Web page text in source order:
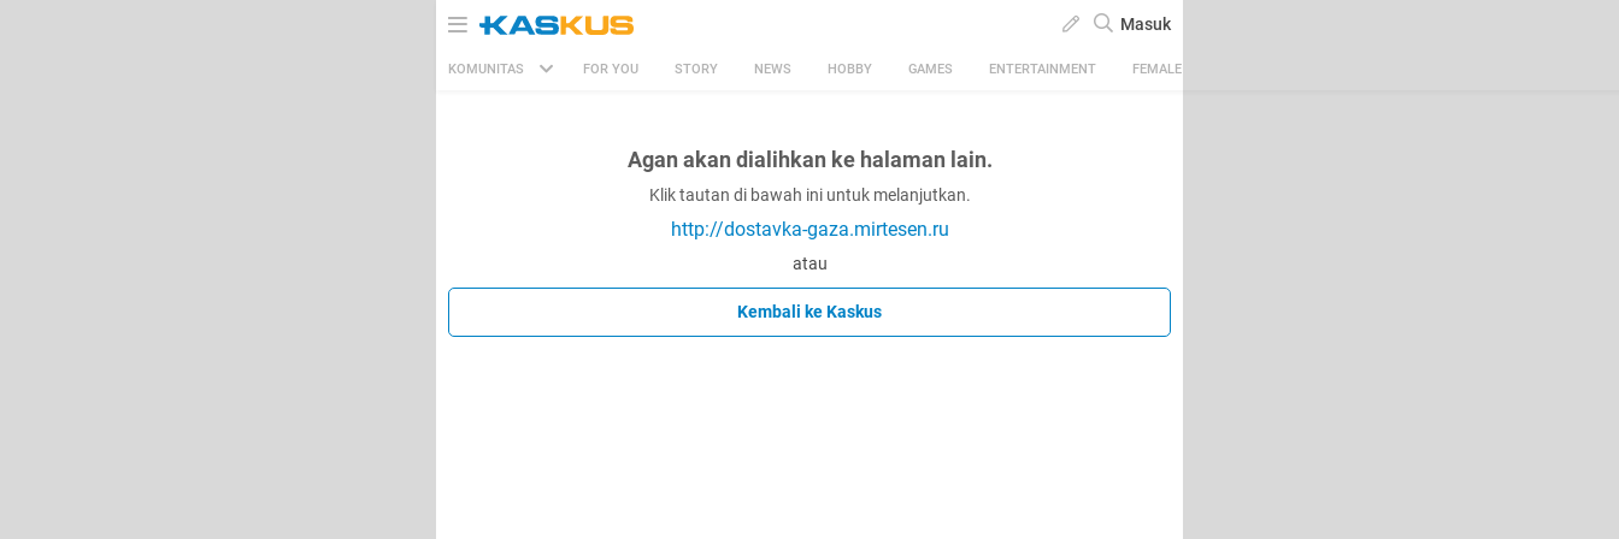
Masuk
KOMUNITAS FOR YOU STORY NEWS HOBBY GAMES ENTERTAINMENT FEMALE
Agan akan dialihkan ke halaman lain.
Klik tautan di bawah ini untuk melanjutkan.
http://dostavka-gaza.mirtesen.ru
atau
Kembali ke Kaskus